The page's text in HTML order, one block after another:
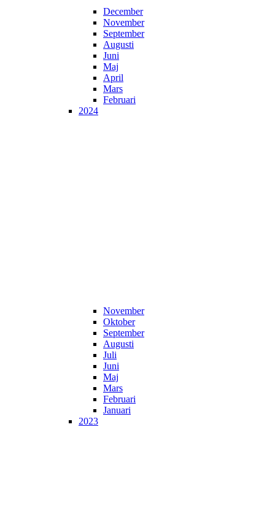
December
November
September
Augusti
Juni
Maj
April
Mars
Februari
2024
November
Oktober
September
Augusti
Juli
Juni
Maj
Mars
Februari
Januari
2023